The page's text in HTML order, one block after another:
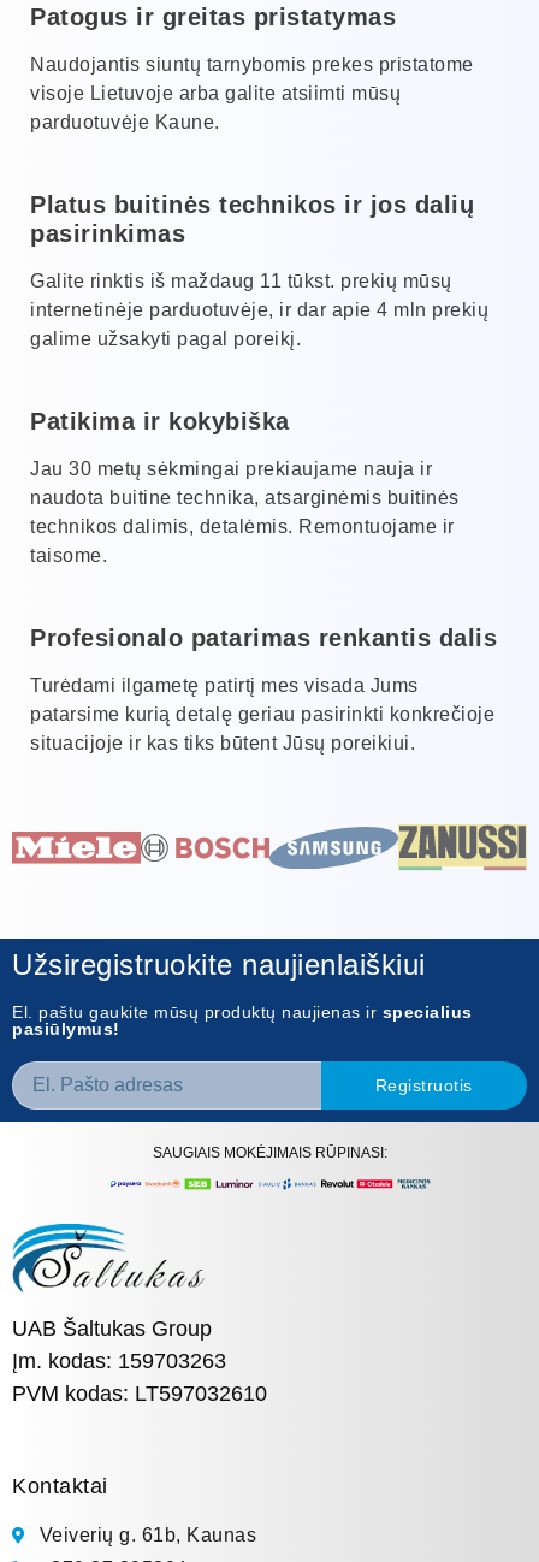
Patogus ir greitas pristatymas
Naudojantis siuntų tarnybomis prekes pristatome
visoje Lietuvoje arba galite atsiimti mūsų
parduotuvėje Kaune.
Platus buitinės technikos ir jos dalių
pasirinkimas
Galite rinktis iš maždaug 11 tūkst. prekių mūsų
internetinėje parduotuvėje, ir dar apie 4 mln prekių
galime užsakyti pagal poreikį.
Patikima ir kokybiška
Jau 30 metų sėkmingai prekiaujame nauja ir
naudota buitine technika, atsarginėmis buitinės
technikos dalimis, detalėmis. Remontuojame ir
taisome.
Profesionalo patarimas renkantis dalis
Turėdami ilgametę patirtį mes visada Jums
patarsime kurią detalę geriau pasirinkti konkrečioje
situacijoje ir kas tiks būtent Jūsų poreikiui.
Užsiregistruokite naujienlaiškiui
El. paštu gaukite mūsų produktų naujienas ir specialius
pasiūlymus!
Registruotis
SAUGIAIS MOKĖJIMAIS RŪPINASI:
UAB Šaltukas Group
Įm. kodas: 159703263
PVM kodas: LT597032610
Kontaktai
Veiverių g. 61b, Kaunas